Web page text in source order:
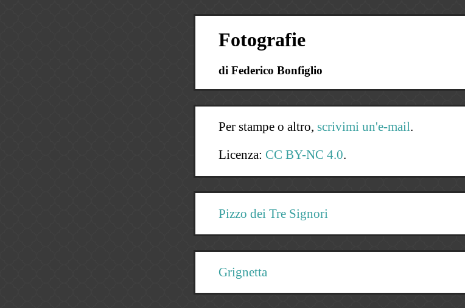
Fotografie
di Federico Bonfiglio
Per stampe o altro, scrivimi un'e-mail.
Licenza: CC BY-NC 4.0.
Pizzo dei Tre Signori
Grignetta